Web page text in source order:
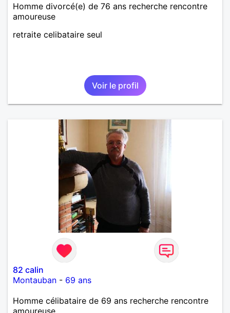
Homme divorcé(e) de 76 ans recherche rencontre
amoureuse
retraite celibataire seul
Voir le profil
82 calin
Montauban - 69 ans
Homme célibataire de 69 ans recherche rencontre
amoureuse